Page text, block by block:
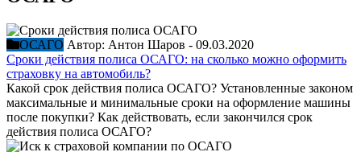
ОСАГО Автор: Антон Шаров - 09.03.2020
Сроки действия полиса ОСАГО: на сколько можно оформить
страховку на автомобиль?
Какой срок действия полиса ОСАГО? Установленные законом
максимальные и минимальные сроки на оформление машины
после покупки? Как действовать, если закончился срок
действия полиса ОСАГО?